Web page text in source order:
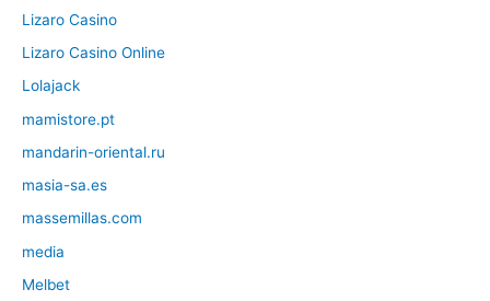
Lizaro Casino
Lizaro Casino Online
Lolajack
mamistore.pt
mandarin-oriental.ru
masia-sa.es
massemillas.com
media
Melbet